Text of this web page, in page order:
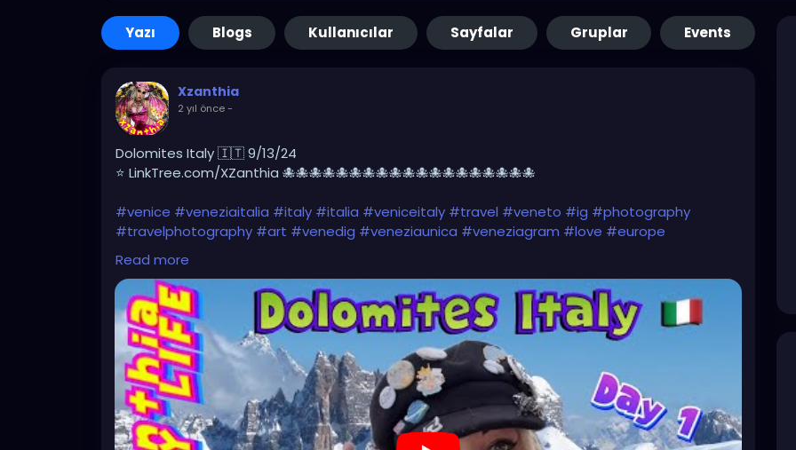
Yazı Blogs Kullanıcılar Sayfalar Gruplar Events
Xzanthia
2 yıl önce-
Dolomites Italy 🇮🇹 9/13/24
⭐ LinkTree.com/XZanthia 🐙🐙🐙🐙🐙🐙🐙🐙🐙🐙🐙🐙🐙🐙🐙🐙🐙🐙🐙
#venice #veneziaitalia #italy #italia #veniceitaly #travel #veneto #ig #photography
#travelphotography #art #venedig #veneziaunica #veneziagram #love #europe
#architecture
#losangeles
#venicegram
#visitvenice
https://youtu.be/g9ZN1OWXHhs
Read more